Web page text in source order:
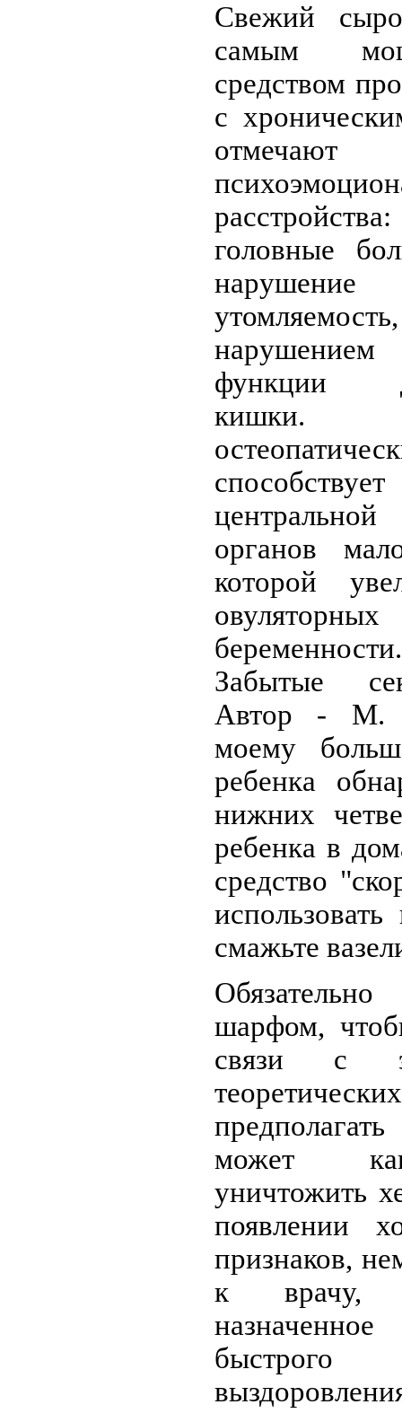
Свежий
самым
средством
с
отмечают
головные
функции
кишки.
органов
которой
Забытые
Автор - М.
моему
ребенка
нижних
ребенка в
средство
смажьте
шарфом,
связи с
может
уничтожить
появлении
признаков,
к врачу,